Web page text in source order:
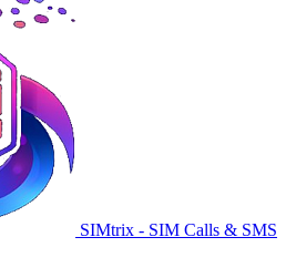
SIMtrix - SIM Calls & SMS